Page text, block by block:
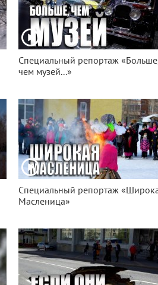
Специальный репортаж
чем музей...»
Специальный репортаж
Масленица»